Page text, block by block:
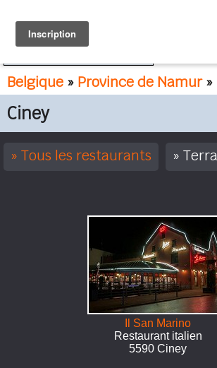
Belgique » Province de Namur»
Ciney
Tous les restaurants
Il San Marino
Restaurant italien
5590 Ciney